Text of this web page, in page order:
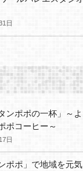
日
ンポポの一杯」～よ
ポコーヒー～
日
ポポ」で地域を元気